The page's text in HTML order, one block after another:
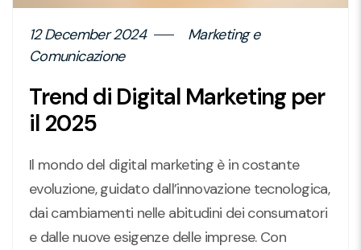
12 December 2024
Marketing e
Comunicazione
Trend di Digital Marketing per
il 2025
Il mondo del digital marketing è in costante
evoluzione, guidato dall’innovazione tecnologica,
dai cambiamenti nelle abitudini dei consumatori
e dalle nuove esigenze delle imprese. Con